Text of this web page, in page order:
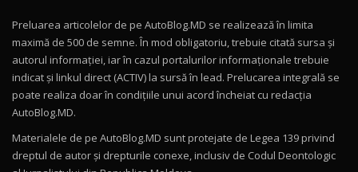
Mercedes-AMG E 53 HYBRID 4MATIC+ / Test
Drive AutoBlog.MD
16:27
11
Noul Volvo ES90 / Test Drive AutoBlog.MD
Noul MG HS / Test Drive AutoBlog.MD
Preluarea articolelor de pe AutoBlog.MD se realizează în limita
maximă de 500 de semne. În mod obligatoriu, trebuie citată sursa și
autorul informației, iar în cazul portalurilor informaționale trebuie
indicat și linkul direct (ACTIV) la sursă în lead. Prelucarea integrală se
poate realiza doar în condițiile unui acord încheiat cu redacţia
AutoBlog.MD.
Materialele de pe AutoBlog.MD sunt protejate de Legea 139 privind
dreptul de autor și drepturile conexe, inclusiv de Codul Deontologic